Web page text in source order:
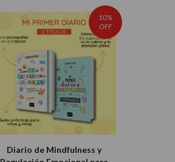
10%
OFF
Diario de Mindfulness y